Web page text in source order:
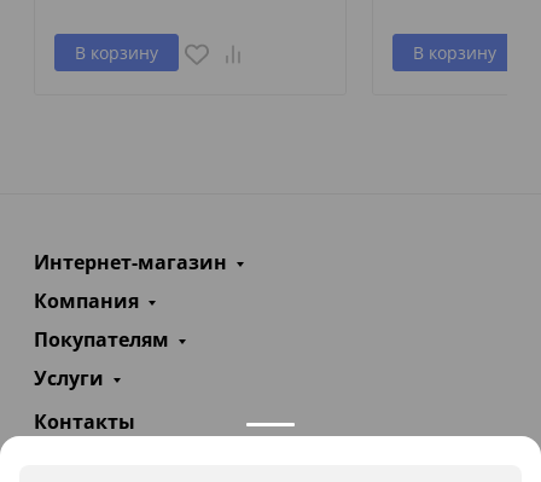
В корзину В корзину
Интернет-магазин
Компания
Покупателям
Услуги
Контакты